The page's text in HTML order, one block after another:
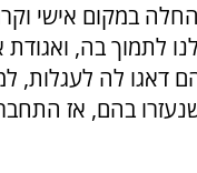
במקום אישי
לתמוך בה,
לה לעגלות,
בהם, אז